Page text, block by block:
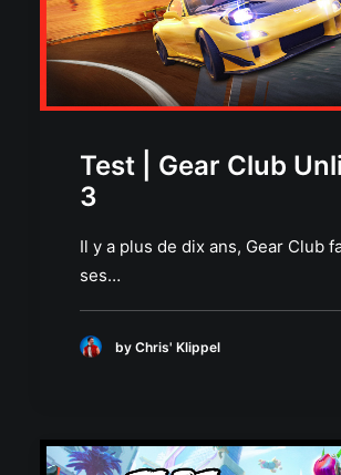
Test | Gear Club
3
Il y a plus de dix ans, Gear Club
ses…
by Chris' Klippel